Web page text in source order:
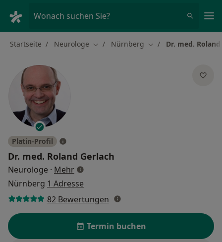
Wonach suchen Sie?
Startseite Neurologe Stadt ändern
Nürnberg Stadt ändern
Dr. med.
Platin-Profil
Dr. med. Roland Gerlach
Neurologe · Mehrüber Spezialisierungen
Nürnberg 1 Adresse
82 Bewertungen
Termin buchen